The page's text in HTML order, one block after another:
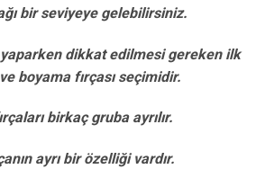
bir seviyeye gelebilirsiniz.
dikkat edilmesi gereken ilk
boyama fırçası seçimidir.
birkaç gruba ayrılır.
ayrı bir özelliği vardır.